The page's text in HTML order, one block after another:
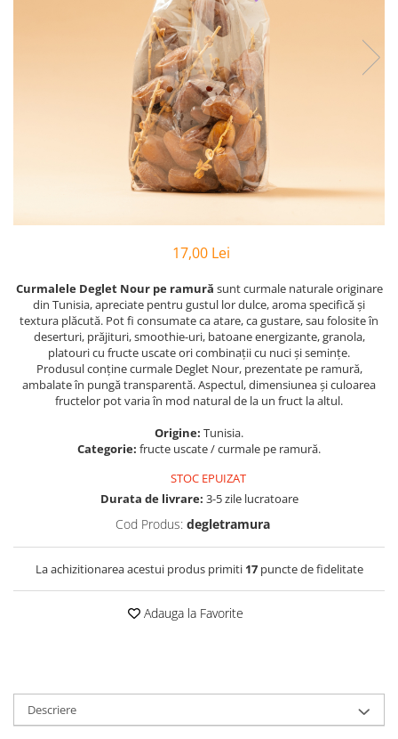
CREME ȘI PASTE TARTINABILE
CIOCOLATĂ ȘI CACAO
REMEDII NATURISTE
TOATE PRODUSELE
17,00 Lei
Curmalele Deglet Nour pe ramură sunt curmale naturale originare
din Tunisia, apreciate pentru gustul lor dulce, aroma specifică și
textura plăcută. Pot fi consumate ca atare, ca gustare, sau folosite în
deserturi, prăjituri, smoothie-uri, batoane energizante, granola,
platouri cu fructe uscate ori combinații cu nuci și semințe.
Produsul conține curmale Deglet Nour, prezentate pe ramură,
ambalate în pungă transparentă. Aspectul, dimensiunea și culoarea
fructelor pot varia în mod natural de la un fruct la altul.
Origine: Tunisia.
Categorie: fructe uscate / curmale pe ramură.
STOC EPUIZAT
Durata de livrare: 3-5 zile lucratoare
Cod Produs: degletramura
La achizitionarea acestui produs primiti 17puncte de fidelitate
Adauga la Favorite
Descriere